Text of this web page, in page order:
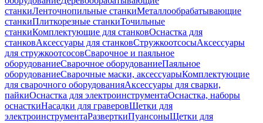
станкиЛенточнопильные станкиМеталлообрабатывающие
станкиПлиткорезные станкиТочильные
станкиКомплектующие для станковОснастка для
станковАксессуары для станковСтружкоотсосыАксессуары
для стружкоотсосовСварочное и паяльное
оборудованиеСварочное оборудованиеПаяльное
оборудованиеСварочные маски, аксессуарыКомплектующие
для сварочного оборудованияАксессуары для сварки,
пайкиОснастка для электроинструментаОснастка, наборы
оснасткиНасадки для граверовЩетки для
электроинструментаРазверткиПуансоныЩетки для